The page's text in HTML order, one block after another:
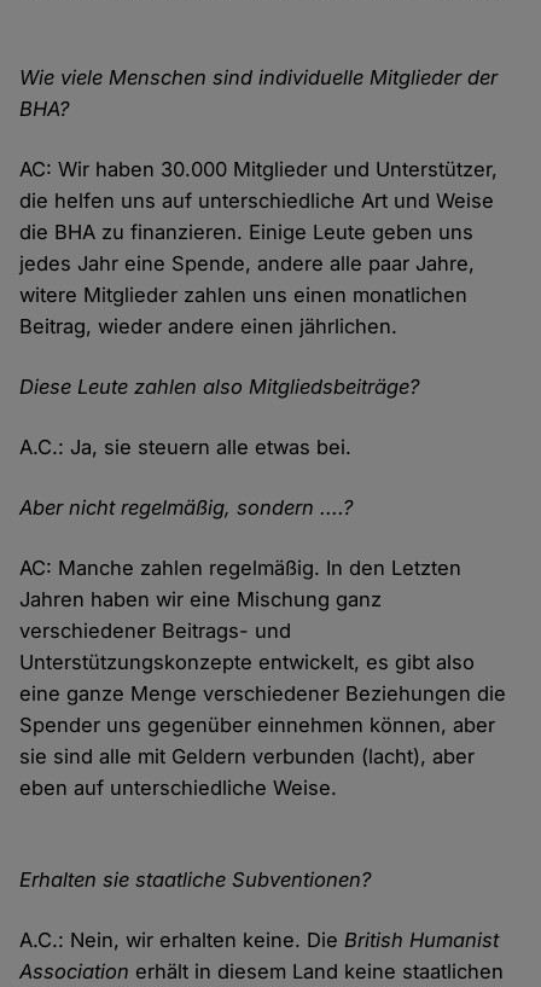
Wie viele Menschen sind individuelle Mitglieder der
BHA?
AC: Wir haben 30.000 Mitglieder und Unterstützer,
die helfen uns auf unterschiedliche Art und Weise
die BHA zu finanzieren. Einige Leute geben uns
jedes Jahr eine Spende, andere alle paar Jahre,
witere Mitglieder zahlen uns einen monatlichen
Beitrag, wieder andere einen jährlichen.
Diese Leute zahlen also Mitgliedsbeiträge?
A.C.: Ja, sie steuern alle etwas bei.
Aber nicht regelmäßig, sondern ....?
AC: Manche zahlen regelmäßig. In den Letzten
Jahren haben wir eine Mischung ganz
verschiedener Beitrags- und
Unterstützungskonzepte entwickelt, es gibt also
eine ganze Menge verschiedener Beziehungen die
Spender uns gegenüber einnehmen können, aber
sie sind alle mit Geldern verbunden (lacht), aber
eben auf unterschiedliche Weise.
Erhalten sie staatliche Subventionen?
A.C.: Nein, wir erhalten keine. DieBritish Humanist
Association erhält in diesem Land keine staatlichen